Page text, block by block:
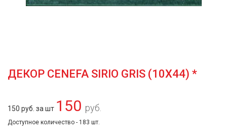
ДЕКОР CENEFA SIRIO GRIS (10Х44) *
150 руб. за шт 150 руб.
Доступное количество - 183 шт.